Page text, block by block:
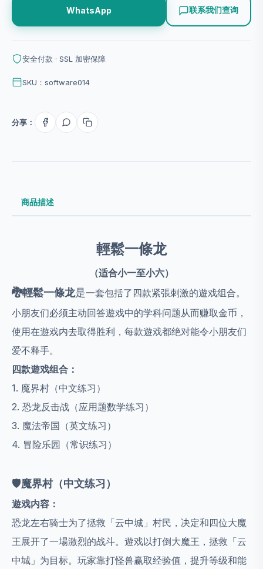
WhatsApp 联系我们查询
安全付款 · SSL 加密保障
SKU：software014
分享：
商品描述
輕鬆一條龙
（适合小一至小六）
🐉輕鬆一條龙是一套包括了四款紧張刺激的遊戏组合。
小朋友们必须主动回答遊戏中的学科问题从而赚取金币，
使用在遊戏内去取得胜利，每款遊戏都绝对能令小朋友们
爱不释手。
四款遊戏组合：
1. 魔界村（中文练习）
2. 恐龙反击战（应用题数学练习）
3. 魔法帝国（英文练习）
4. 冒险乐园（常识练习）
🛡️魔界村（中文练习）
遊戏内容：
恐龙左右骑士为了拯救「云中城」村民，决定和四位大魔
王展开了一場激烈的战斗。遊戏以打倒大魔王，拯救「云
中城」为目标。玩家靠打怪兽赢取经验值，提升等级和能